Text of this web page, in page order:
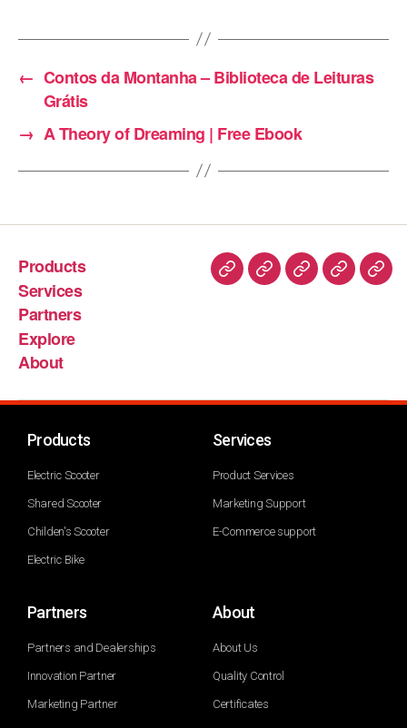
← Contos da Montanha – Biblioteca de Leituras
Grátis
→ A Theory of Dreaming | Free Ebook
Products
Services
Partners
Explore
About
Products
Electric Scooter
Shared Scooter
Childen's Scooter
Electric Bike
Services
Product Services
Marketing Support
E-Commerce support
Partners
Partners and Dealerships
Innovation Partner
Marketing Partner
About
About Us
Quality Control
Certificates